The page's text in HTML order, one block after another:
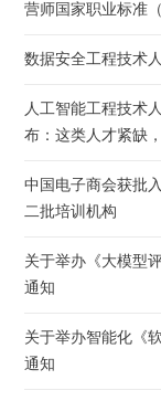
营师国家职业标准
数据安全工程技术
人工智能工程技术
布：这类人才紧缺
中国电子商会获批
二批培训机构
关于举办《大模型
通知
关于举办智能化《
通知